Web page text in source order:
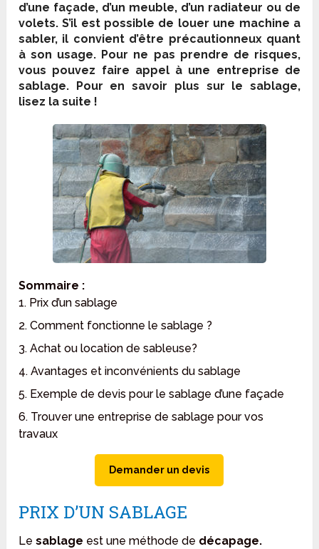
d’une façade, d’un meuble, d’un radiateur ou de
volets. S’il est possible de louer une machine a
sabler, il convient d’être précautionneux quant
à son usage. Pour ne pas prendre de risques,
vous pouvez faire appel à une entreprise de
sablage. Pour en savoir plus sur le sablage,
lisez la suite !
Sommaire :
1. Prix d’un sablage
2. Comment fonctionne le sablage ?
3. Achat ou location de sableuse?
4. Avantages et inconvénients du sablage
5. Exemple de devis pour le sablage d’une façade
6. Trouver une entreprise de sablage pour vos
travaux
Demander un devis
PRIX D’UN SABLAGE
Lesablage est une méthode de décapage.